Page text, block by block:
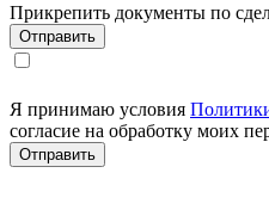
Прикрепить документы по
Я принимаю условия
согласие на обработку моих